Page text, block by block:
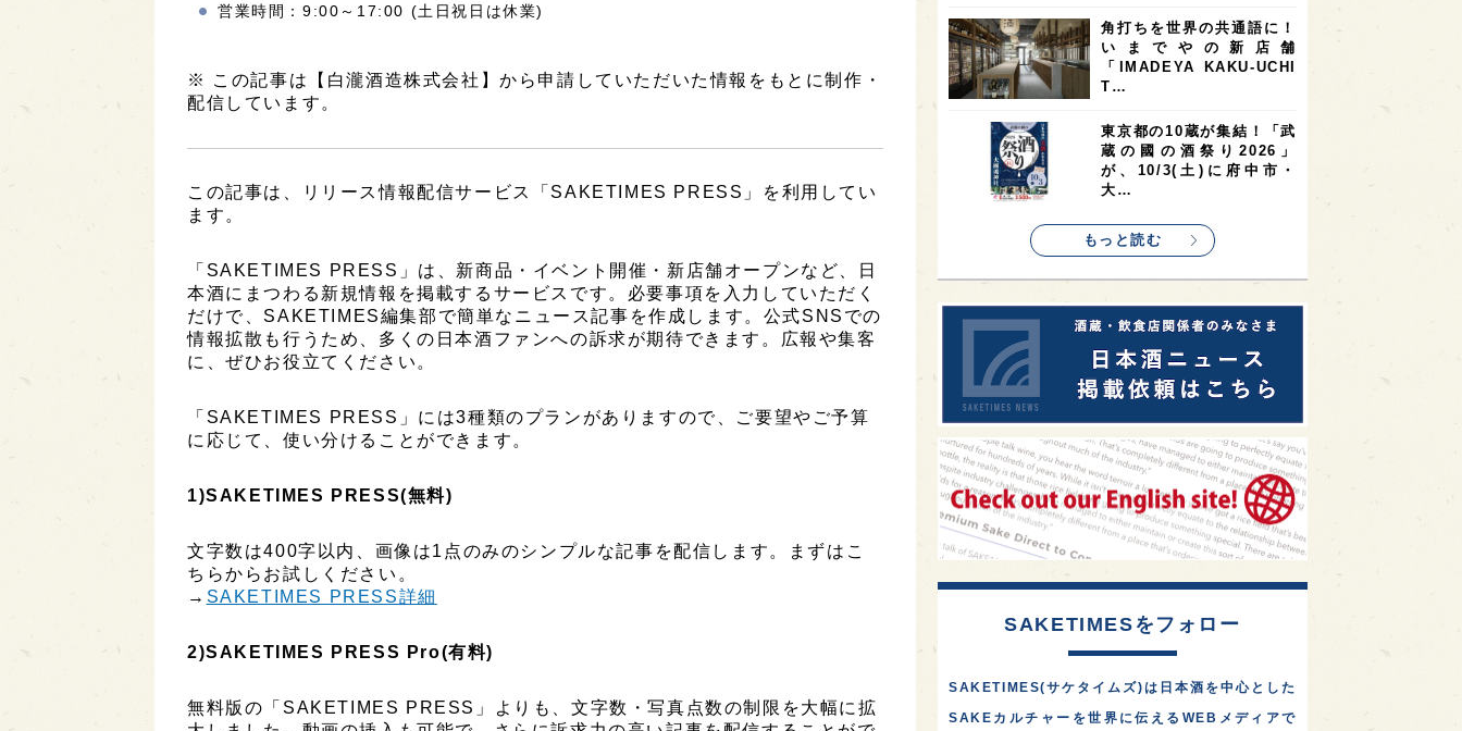
営業時間：9:00～17:00 (土日祝日は休業)
※ この記事は【白瀧酒造株式会社】から申請していただいた情報をもとに制作・
配信しています。
この記事は、リリース情報配信サービス「SAKETIMES PRESS」を利用してい
ます。
「SAKETIMES PRESS」は、新商品・イベント開催・新店舗オープンなど、日
本酒にまつわる新規情報を掲載するサービスです。必要事項を入力していただく
だけで、SAKETIMES編集部で簡単なニュース記事を作成します。公式SNSでの
情報拡散も行うため、多くの日本酒ファンへの訴求が期待できます。広報や集客
に、ぜひお役立てください。
「SAKETIMES PRESS」には3種類のプランがありますので、ご要望やご予算
に応じて、使い分けることができます。
1)SAKETIMES PRESS(無料)
文字数は400字以内、画像は1点のみのシンプルな記事を配信します。まずはこ
ちらからお試しください。
→ SAKETIMES PRESS詳細
2)SAKETIMES PRESS Pro(有料)
無料版の「SAKETIMES PRESS」よりも、文字数・写真点数の制限を大幅に拡
全蔵めぐり 1 シンガポール 1 カナダ 1
群馬県 1 熊本県
イギリス 1 ノルウェー 1 新宿区 1
歌舞伎町 1 1 鳥取県 1
saketimes_image_4
角打ちを世界の共通語に！
いまでやの新店舗
「IMADEYA KAKU-UCHI
T…
東京都の10蔵が集結！「武
蔵の國の酒祭り2026」
が、10/3(土)に府中市・
大…
もっと読む
SAKETIMESをフォロー
SAKETIMES(サケタイムズ)は日本酒を中心とした
SAKEカルチャーを世界に伝えるWEBメディアで